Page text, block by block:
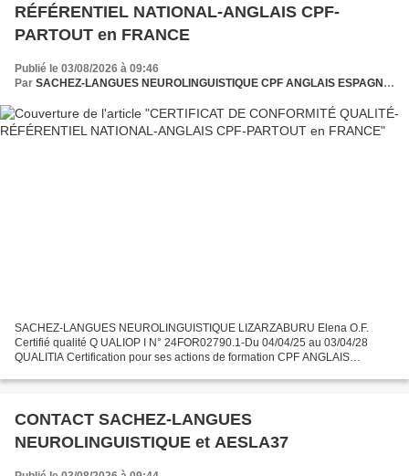
RÉFÉRENTIEL NATIONAL-ANGLAIS CPF-
PARTOUT en FRANCE
Publié le 03/08/2026 à 09:46
Par SACHEZ-LANGUES NEUROLINGUISTIQUE CPF ANGLAIS ESPAGNOL
SACHEZ-LANGUES NEUROLINGUISTIQUE LIZARZABURU Elena O.F.
Certifié qualité Q UALIOP I N° 24FOR02790.1-Du 04/04/25 au 03/04/28
QUALITIA Certification pour ses actions de formation CPF ANGLAIS
CONTACT SACHEZ-LANGUES
NEUROLINGUISTIQUE et AESLA37